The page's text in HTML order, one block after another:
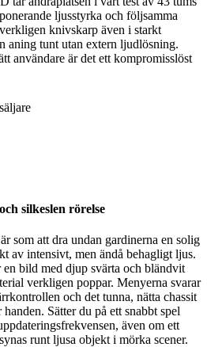
ljusstyrka och följsamma
knivskarp även i starkt
aning tunt utan extern ljudlösning.
användare är det ett kompromisslöst
silkeslen rörelse
som att dra undan gardinerna en solig
av intensivt, men ändå behagligt ljus.
bild med djup svärta och bländvit
verkligen poppar. Menyerna svarar
och det tunna, nätta chassit
Sätter du på ett snabbt spel
även om ett
runt ljusa objekt i mörka scener.